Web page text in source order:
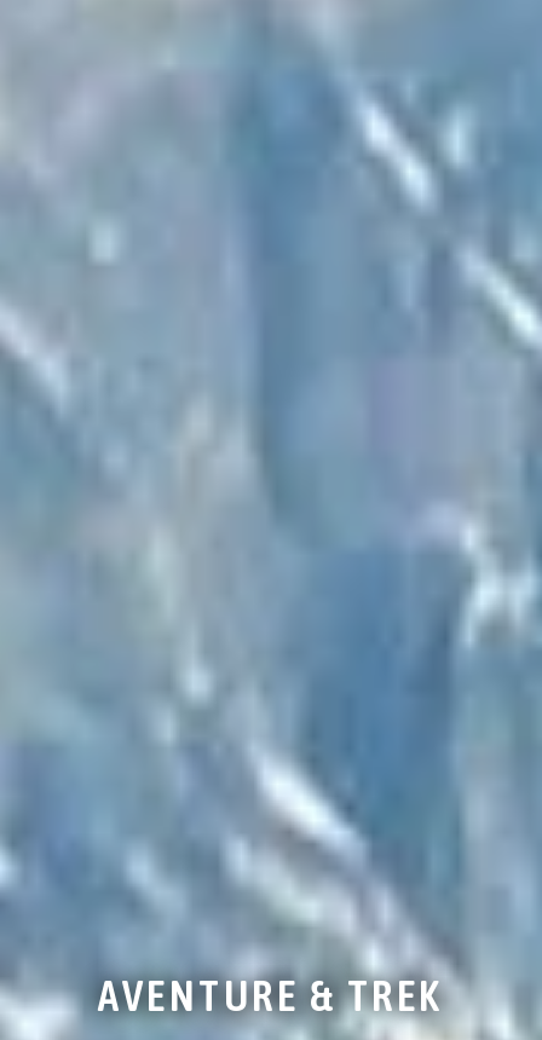
AVENTURE & TREK